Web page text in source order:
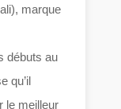
marque
débuts au
qu’il
le meilleur